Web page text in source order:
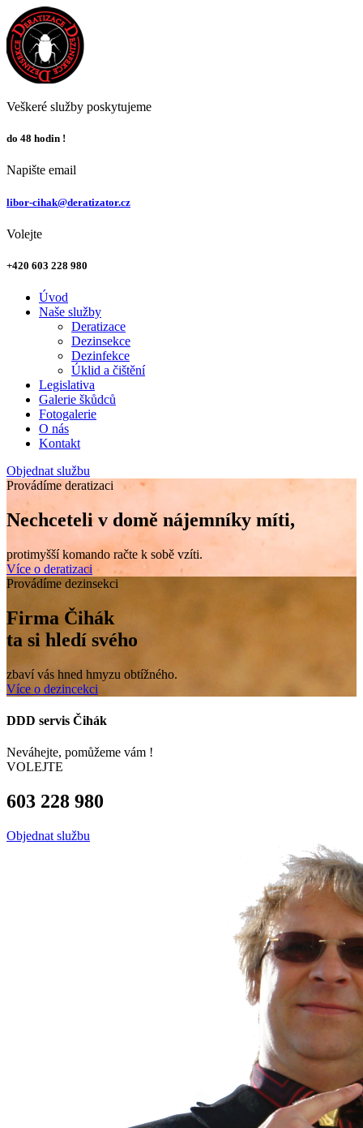
Veškeré služby poskytujeme
do 48 hodin !
Napište email
libor-cihak@deratizator.cz
Volejte
+420 603 228 980
Úvod
Naše služby
Deratizace
Dezinsekce
Dezinfekce
Úklid a čištění
Legislativa
Galerie škůdců
Fotogalerie
O nás
Kontakt
Objednat službu
Provádíme deratizaci
Nechceteli v domě nájemníky míti,
protimyšší komando račte k sobě vzíti.
Více o deratizaci
Provádíme dezinsekci
Firma Čihák
ta si hledí svého
zbaví vás hned hmyzu obtížného.
Více o dezincekci
DDD servis Čihák
Neváhejte, pomůžeme vám !
VOLEJTE
603 228 980
Objednat službu